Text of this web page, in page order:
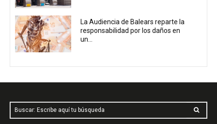
La Audiencia de Balears reparte la
responsabilidad por los daños en
un...
Buscar: Escribe aquí tu búsqueda